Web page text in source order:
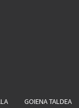
GOIENA TALDEA